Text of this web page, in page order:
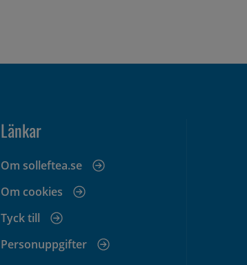
Länkar
Om solleftea.se
Om cookies
Tyck till
Personuppgifter